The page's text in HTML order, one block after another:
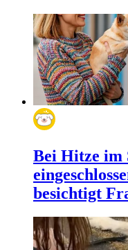
Bei Hitze im
besichtigt